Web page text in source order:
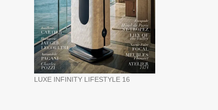
LUXE INFINITY LIFESTYLE 16